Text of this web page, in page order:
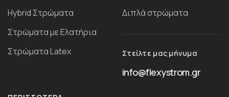
Ηybrid Στρώματα
Στρώματα με Ελατήρια
Στρώματα Latex
Διπλά στρώματα
Στείλτε μας μήνυμα
info@flexystrom.gr